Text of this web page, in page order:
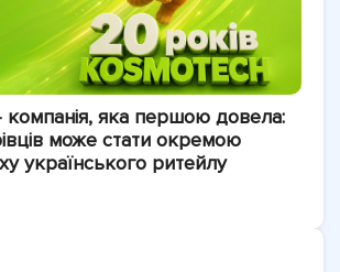
яка першою довела:
може стати окремою
українського ритейлу